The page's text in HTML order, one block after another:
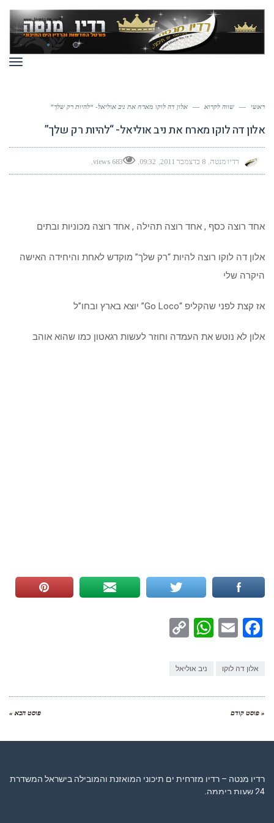
ראשי — שווה לקרוא — אלון דה לוקו מארח את ניב אוליאל- “להיות רק שלך”
אלון דה לוקו מארח את ניב אוליאל- “להיות רק שלך”
רדיו מנטה 8 בדצמבר 2011 09:32
683 views
אחד רוצה כסף , אחד רוצה תהילה , אחד רוצה מכוניות ובתים
אלון דה לוקו רוצה להיות “רק שלך” מוקדש לאחת והיחידה האישה
היקרה שלי
אז קצת לפני שהקליפ “Go Loco” יוצא בארץ ובחו”ל
אלון לא נוטש את העמדה וחוזר לעשות רגאטון כמו שהוא אוהב
Facebook
Email
WhatsApp
אלון דה לוקו ניב אוליאל
« פוסט קודם פוסט הבא »
רדיו מנטה – רדיו מזרחית ים תיכוני המואזנת והמובילה בישראל המשדרת
24 שעות ביממה,